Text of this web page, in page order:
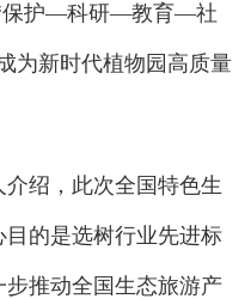
保护—科研—教育—社
为新时代植物园高质量
绍，此次全国特色生
的是选树行业先进标
推动全国生态旅游产